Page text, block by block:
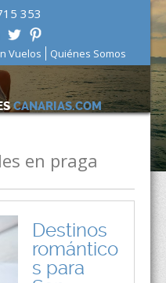
353
Vuelos Quiénes Somos
CANARIAS.COM
en praga
Destinos
romántico
s para